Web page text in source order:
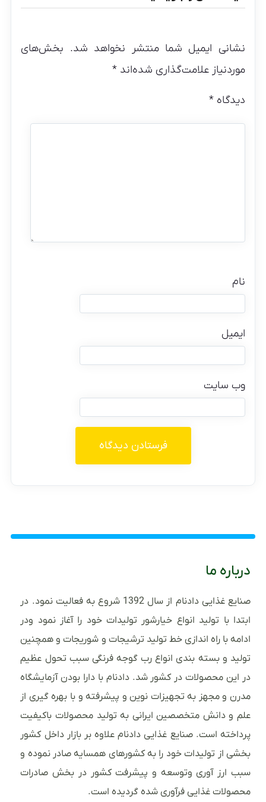
نشانی ایمیل شما منتشر نخواهد شد. بخش‌های
موردنیاز علامت‌گذاری شده‌اند*
دیدگاه*
نام
ایمیل
وب‌ سایت
درباره ما
صنایع غذایی دادنام از سال 1392 شروع به فعالیت نمود. در
ابتدا با تولید انواع خیارشور تولیدات خود را آغاز نمود ودر
ادامه با راه اندازی خط تولید ترشیجات و شوریجات و همچنین
تولید و بسته بندی انواع رب گوجه فرنگی سبب تحول عظیم
در این محصولات در کشور شد. دادنام با دارا بودن آزمایشگاه
مدرن و مجهز به تجهیزات نوین و پیشرفته و با بهره گیری از
علم و دانش متخصصین ایرانی به تولید محصولات باکیفیت
پرداخته است. صنایع غذایی دادنام علاوه بر بازار داخل کشور
بخشی از تولیدات خود را به کشورهای همسایه صادر نموده و
سبب ارز آوری وتوسعه و پیشرفت کشور در بخش صادرات
محصولات غذایی فرآوری شده گردیده است.